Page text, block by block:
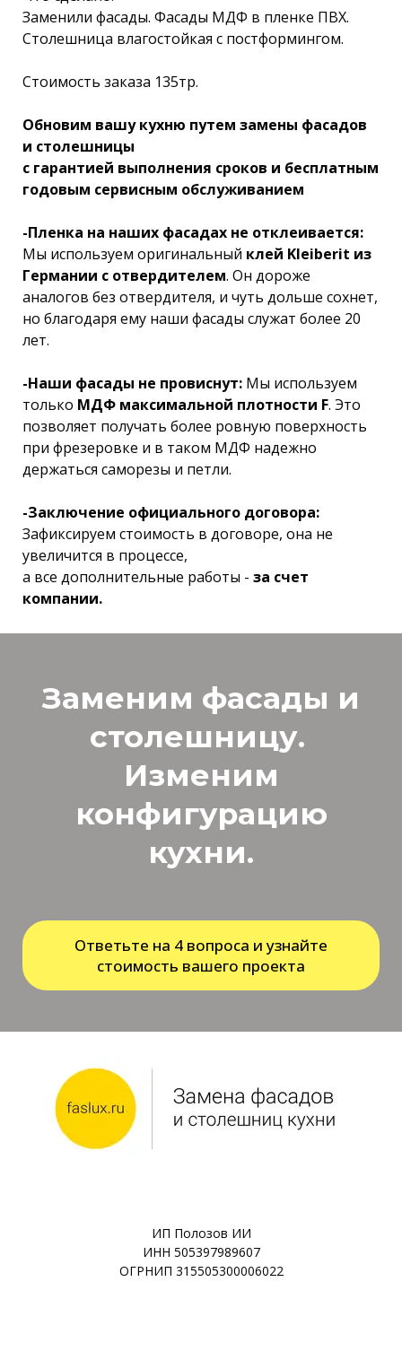
Заменили фасады. Фасады МДФ в пленке ПВХ.
Столешница влагостойкая с постформингом.
Стоимость заказа 135тр.
Обновим вашу кухню путем замены фасадов
и столешницы
с гарантией выполнения сроков и бесплатным
годовым сервисным обслуживанием
-Пленка на наших фасадах не отклеивается:
Мы используем оригинальный клей Kleiberit из
Германии с отвердителем. Он дороже
аналогов без отвердителя, и чуть дольше сохнет,
но благодаря ему наши фасады служат более 20
лет.
-Наши фасады не провиснут: Мы используем
только МДФ максимальной плотности F. Это
позволяет получать более ровную поверхность
при фрезеровке и в таком МДФ надежно
держаться саморезы и петли.
-Заключение официального договора:
Зафиксируем стоимость в договоре, она не
увеличится в процессе,
а все дополнительные работы - за счет
компании.
Заменим фасады и
столешницу.
Изменим
конфигурацию
кухни.
Ответьте на 4 вопроса и узнайте
стоимость вашего проекта
ИП Полозов ИИ
ИНН 505397989607
ОГРНИП 315505300006022